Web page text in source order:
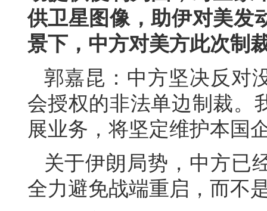
供卫星图像，助伊对美发
景下，中方对美方此次制
郭嘉昆：中方坚决反对
会授权的非法单边制裁。
展业务，将坚定维护本国
关于伊朗局势，中方已
全力避免战端重启，而不